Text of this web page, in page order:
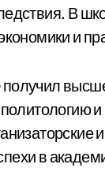
В
и
получил
в